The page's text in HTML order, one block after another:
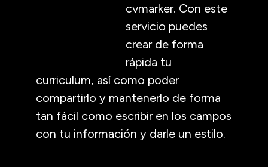
cvmarker. Con este
servicio puedes
crear de forma
rápida tu
curriculum, así como poder
compartirlo y mantenerlo de forma
tan fácil como escribir en los campos
con tu información y darle un estilo.